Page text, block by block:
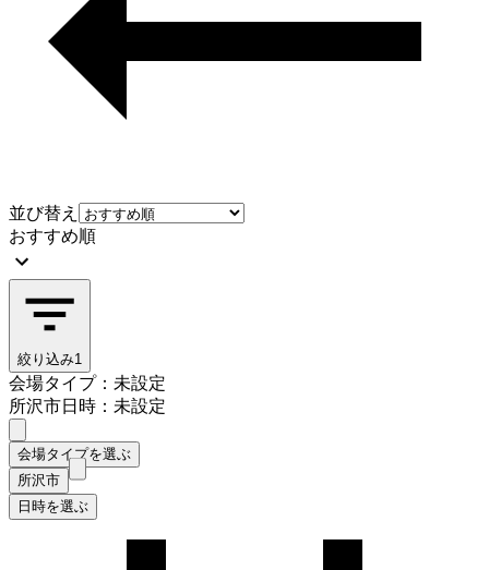
並び替え
おすすめ順
絞り込み1
会場タイプ：未設定
所沢市日時：未設定
会場タイプを選ぶ
所沢市
日時を選ぶ